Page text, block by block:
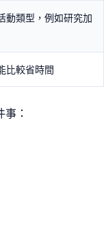
動類型，例如研究加
比較省時間
：